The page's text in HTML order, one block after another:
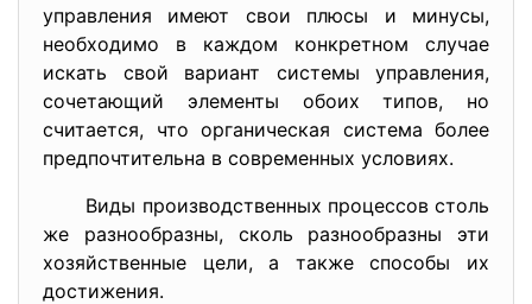
управления имеют свои плюсы и минусы,
необходимо в каждом конкретном случае
искать свой вариант системы управления,
сочетающий элементы обоих типов, но
считается, что органическая система более
предпочтительна в современных условиях.
Виды производственных процессов столь
же разнообразны, сколь разнообразны эти
хозяйственные цели, а также способы их
достижения.